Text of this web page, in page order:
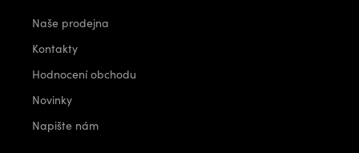
Naše prodejna
Kontakty
Hodnocení obchodu
Novinky
Napište nám